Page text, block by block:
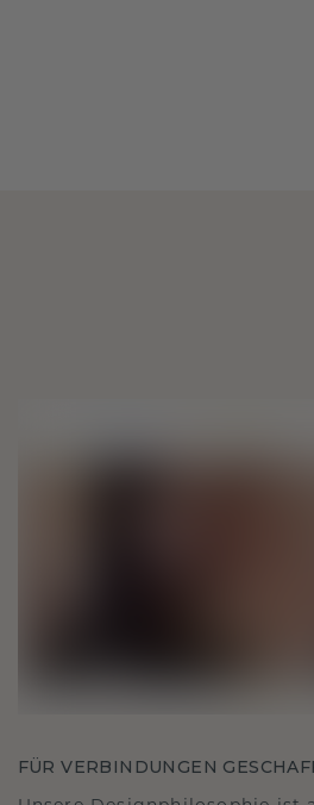
FÜR VERBINDUNGEN